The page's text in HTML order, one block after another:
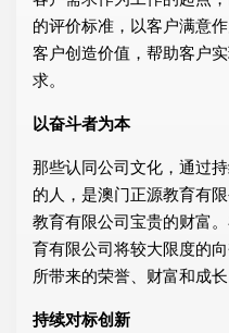
的评价标准，以客户满意
客户创造价值，帮助客户
求。
以奋斗者为本
那些认同公司文化，通过
的人，是澳门正源教育有
教育有限公司宝贵的财富
育有限公司将较大限度的
所带来的荣誉、财富和成长
持续对标创新